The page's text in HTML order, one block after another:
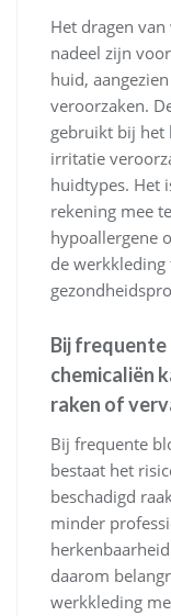
Het dragen
nadeel zijn
huid,
veroorzaken.
gebruikt bij het
irritatie
huidtypes. Het
rekening mee
hypoallergene
de
Bij
chemicaliën
raken of
Bij frequente
bestaat het
beschadigd
minder
daarom
werkkleding